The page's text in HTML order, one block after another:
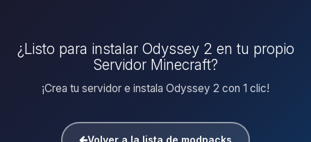
¿Listo para instalar Odyssey 2 en tu propio
Servidor Minecraft?
¡Crea tu servidor e instala Odyssey 2 con 1 clic!
Volver a la lista de modpacks